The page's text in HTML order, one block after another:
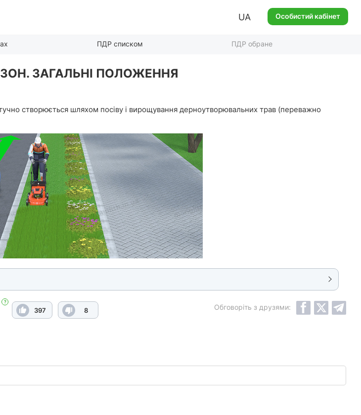
UA Особистий кабінет
ПДР списком ПДР обране
ЗАГАЛЬНІ ПОЛОЖЕННЯ
створюється шляхом посіву і вирощування дерноутворювальних трав (переважно
?
397 8 Обговоріть з друзями: